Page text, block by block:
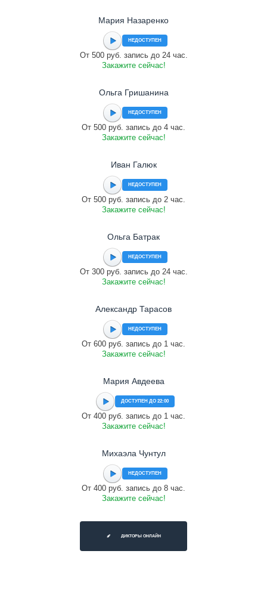
Мария Назаренко
НЕДОСТУПЕН
От 500 руб. запись до 24 час.
Закажите сейчас!
Ольга Гришанина
НЕДОСТУПЕН
От 500 руб. запись до 4 час.
Закажите сейчас!
Иван Галюк
НЕДОСТУПЕН
От 500 руб. запись до 2 час.
Закажите сейчас!
Ольга Батрак
НЕДОСТУПЕН
От 300 руб. запись до 24 час.
Закажите сейчас!
Александр Тарасов
НЕДОСТУПЕН
От 600 руб. запись до 1 час.
Закажите сейчас!
Мария Авдеева
ДОСТУПЕН ДО 22:00
От 400 руб. запись до 1 час.
Закажите сейчас!
Михаэла Чунтул
НЕДОСТУПЕН
От 400 руб. запись до 8 час.
Закажите сейчас!
ДИКТОРЫ ОНЛАЙН